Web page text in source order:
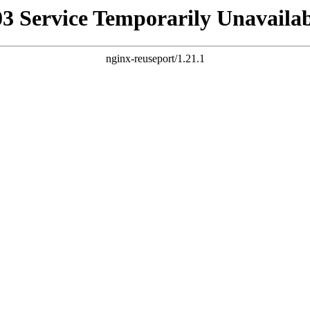
Service Temporarily
nginx-reuseport/1.21.1